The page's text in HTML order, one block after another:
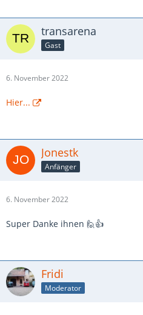
transarena
Gast
6. November 2022
Hier...
Jonestk
Anfänger
6. November 2022
Super Danke ihnen 🙋👍
Fridi
Moderator